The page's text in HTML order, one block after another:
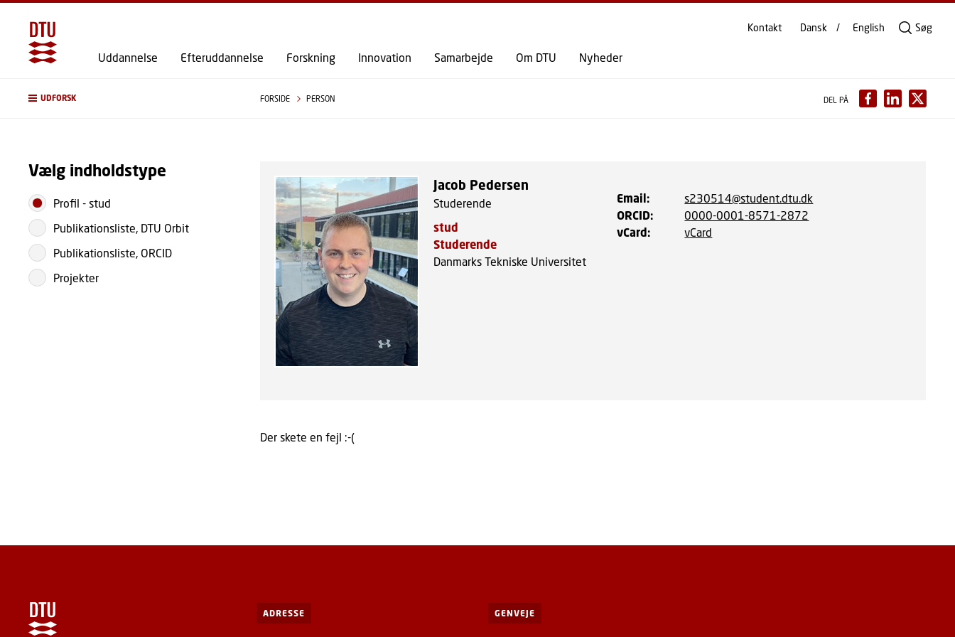
GÅ TIL PRIMÆRT INDHOLD (TRYK ENTER).
Uddannelse Efteruddannelse Forskning Innovation Samarbejde Om DTU Nyheder
Kontakt Dansk English Søg
UDFORSK FORSIDE PERSON DEL PÅ
Vælg indholdstype
Profil - stud
Publikationsliste, DTU Orbit
Publikationsliste, ORCID
Projekter
Jacob Pedersen
Studerende
stud
Studerende
Danmarks Tekniske Universitet
Email : s230514@student.dtu.dk
ORCID: 0000-0001-8571-2872
vCard: vCard
Der skete en fejl :-(
ADRESSE GENVEJE